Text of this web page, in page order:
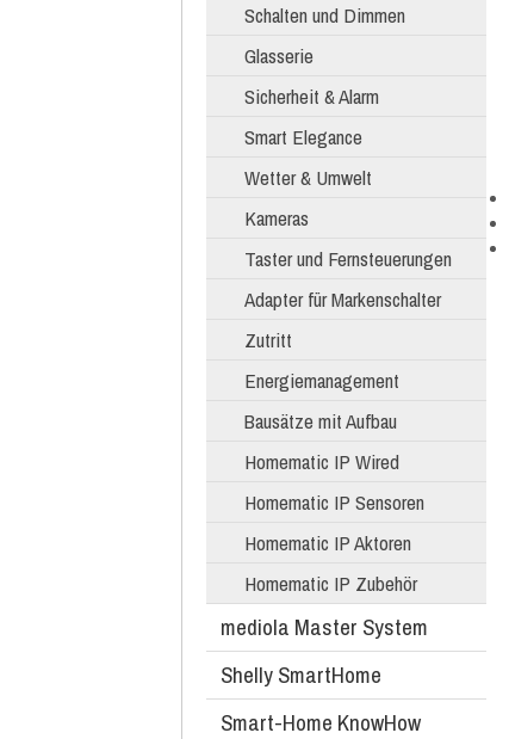
Schalten und Dimmen
Glasserie
Sicherheit & Alarm
Smart Elegance
Wetter & Umwelt
Kameras
Taster und Fernsteuerungen
Adapter für Markenschalter
Zutritt
Energiemanagement
Bausätze mit Aufbau
Homematic IP Wired
Homematic IP Sensoren
Homematic IP Aktoren
Homematic IP Zubehör
mediola Master System
Shelly SmartHome
Smart-Home KnowHow